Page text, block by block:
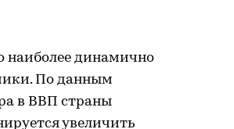
наиболее динамично
По данным
в ВВП страны
увеличить